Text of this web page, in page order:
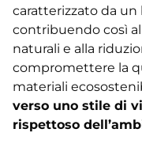
caratterizzato da un
contribuendo così
naturali e alla
compromettere la
materiali
verso uno stile di
rispettoso